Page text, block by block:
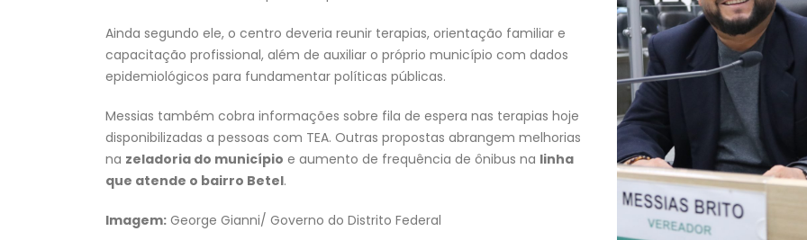
Ainda segundo ele, o centro deveria reunir terapias, orientação familiar e
capacitação profissional, além de auxiliar o próprio município com dados
epidemiológicos para fundamentar políticas públicas.
Messias também cobra informações sobre fila de espera nas terapias hoje
disponibilizadas a pessoas com TEA. Outras propostas abrangem melhorias
na zeladoria do município e aumento de frequência de ônibus na linha
que atende o bairro Betel.
Imagem: George Gianni/ Governo do Distrito Federal